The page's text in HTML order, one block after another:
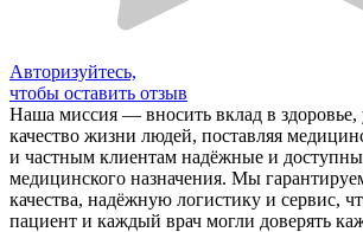
Авторизуйтесь,
чтобы оставить отзыв
Наша миссия — вносить вклад в здоровье,
качество жизни людей, поставляя
и частным клиентам надёжные и
медицинского назначения. Мы
качества, надёжную логистику и сервис,
пациент и каждый врач могли доверять